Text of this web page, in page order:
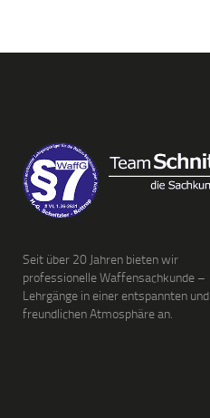
Seit über 20 Jahren bieten wir
professionelle Waffensachkunde –
Lehrgänge in einer entspannten und
freundlichen Atmosphäre an.